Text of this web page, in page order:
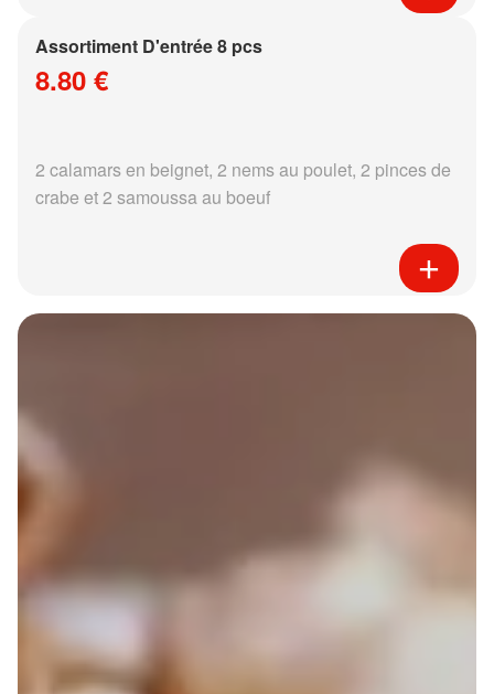
Assortiment D'entrée 8 pcs
8.80 €
2 calamars en beignet, 2 nems au poulet, 2 pinces de
crabe et 2 samoussa au boeuf